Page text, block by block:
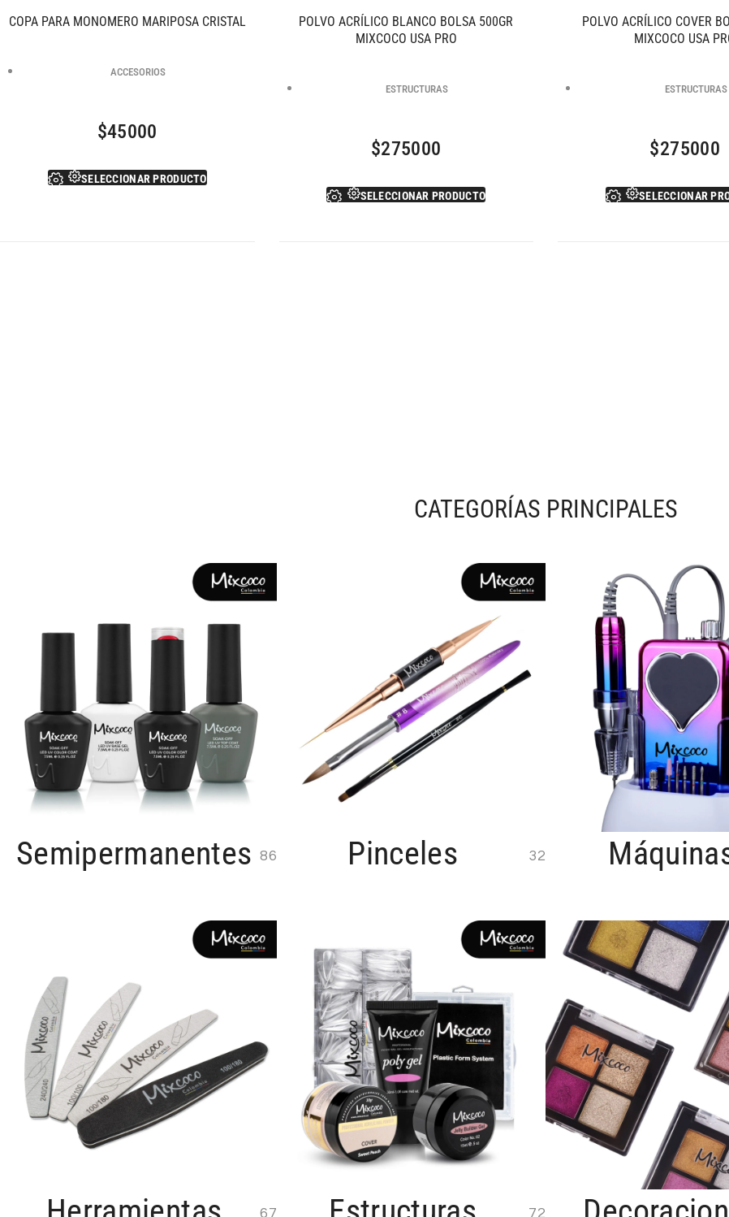
COPA PARA MONOMERO MARIPOSA CRISTAL
ACCESORIOS
$45000
SELECCIONAR PRODUCTO
POLVO ACRÍLICO BLANCO BOLSA 500GR
MIXCOCO USA PRO
ESTRUCTURAS
$275000
SELECCIONAR PRODUCTO
POLVO ACRÍLICO COVER
MIXCOCO USA
ESTRUCTURAS
$275000
SELECCIONAR
CATEGORÍAS PRINCIPALES
Semipermanentes 86 Pinceles 32
67 72